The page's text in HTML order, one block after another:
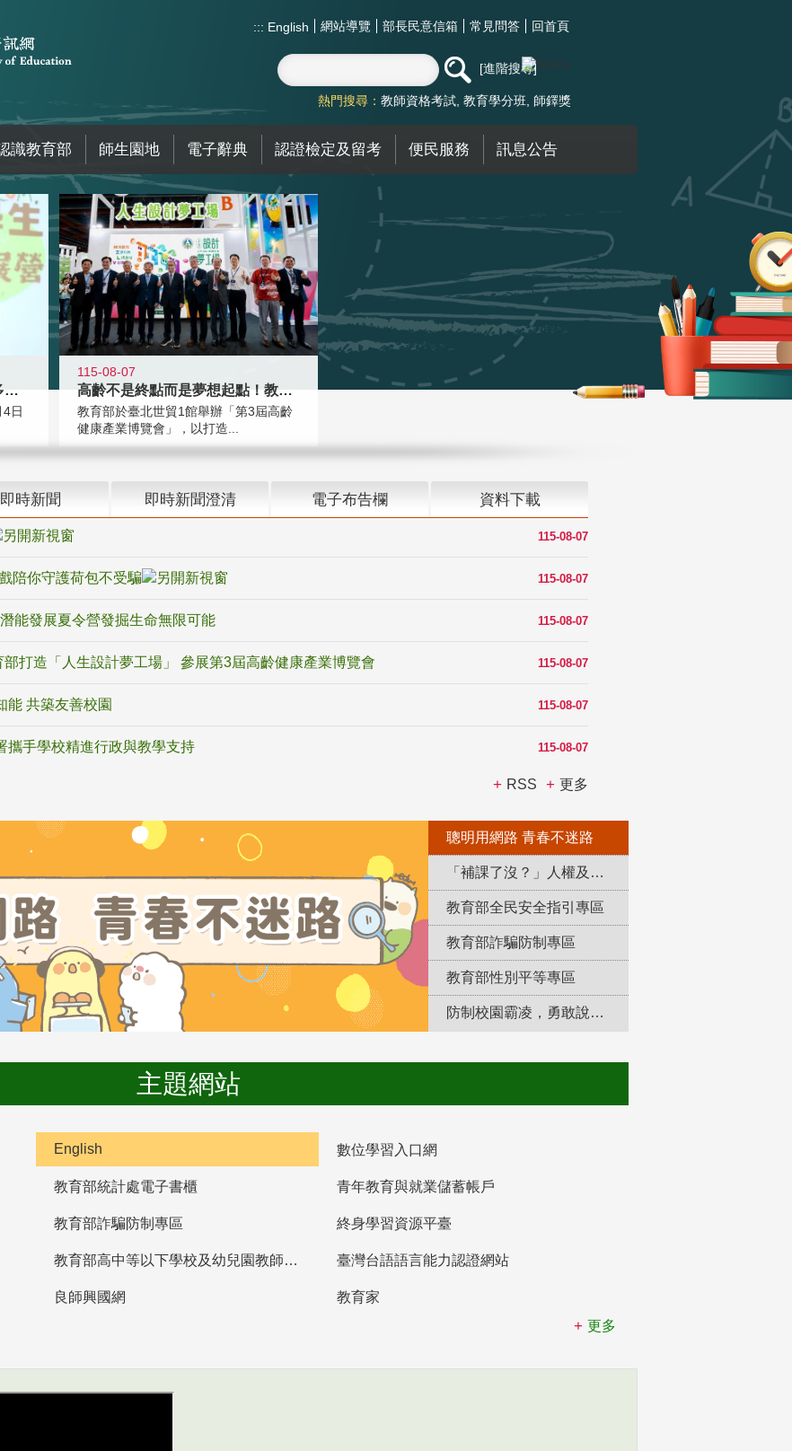
::: English 網站導覽 部長民意信箱 常見問答 回首頁
進階搜尋
熱門搜尋： 教師資格考試 教育學分班 師鐸獎
識教育部 師生園地 電子辭典 認證檢定及留考 便民服務 訊息公告
跨越限制，探索潛能！115年多元潛
日
115-08-07
高齡不是終點而是夢想起點！教育部打
教育部於臺北世貿1館舉辦「第3屆高齡
健康產業博覽會」，以打造...
即時新聞 即時新聞澄清 電子布告欄 資料下載
115-08-07
115-08-07
陪你守護荷包不受騙
115-08-07
能發展夏令營發掘生命無限可能
115-08-07
打造「人生設計夢工場」 參展第3屆高齡健康產業博覽會
115-08-07
能 共築友善校園
115-08-07
攜手學校精進行政與教學支持
RSS 更多
聰明用網路 青春不迷路
「補課了沒？」人權及轉型正義教育專區
教育部全民安全指引專區
教育部詐騙防制專區
教育部性別平等專區
防制校園霸凌，勇敢說出來！
主題網站
English 數位學習入口網
教育部統計處電子書櫃 青年教育與就業儲蓄帳戶
教育部詐騙防制專區 終身學習資源平臺
教育部高中等以下學校及幼兒園教師資格檢定考試 臺灣台語語言能力認證網站
良師興國網
教育家
更多